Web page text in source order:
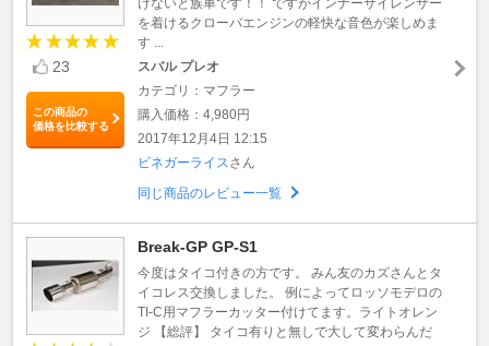
23
この商品の
価格を比較する
を着けるクローバエンジンの軽快な音色が楽しめま
す ...
スバル プレオ
カテゴリ：マフラー
購入価格：4,980円
2017年12月4日 12:15
ビネガーライス さん
同じ商品のレビュー一覧
Break-GP GP-S1
今度はタイコ付きの方です。 みん友のカズさんとタ
イコレス交換しました。 例によってロッソモデロの
TI-C用マフラーカッター付けてます。ライトオレン
ジ 【総評】 タイコ有りと無しで大して変わらんだ